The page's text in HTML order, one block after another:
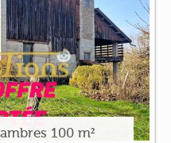
100 m²